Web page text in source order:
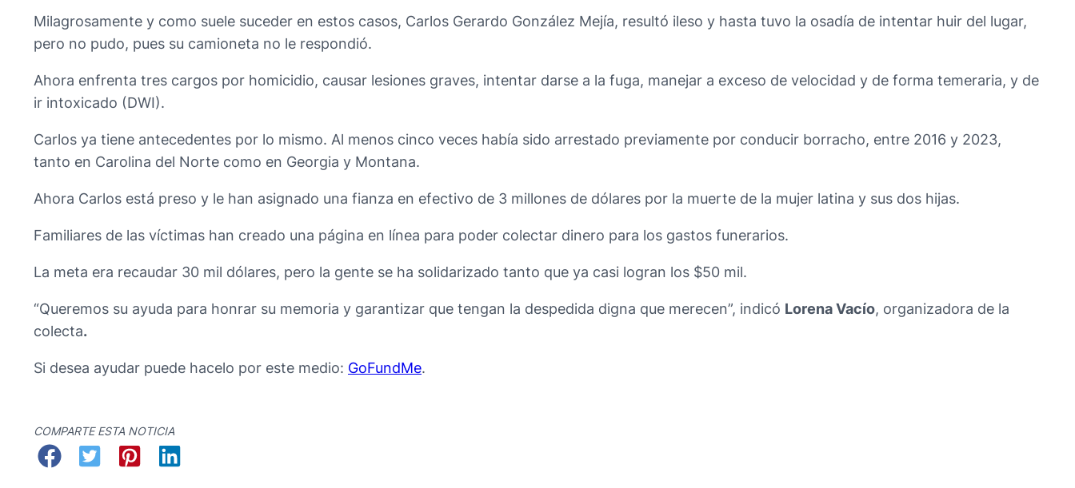
Milagrosamente y como suele suceder en estos casos, Carlos Gerardo González Mejía, resultó ileso y hasta tuvo la osadía de intentar huir del lugar,
pero no pudo, pues su camioneta no le respondió.
Ahora enfrenta tres cargos por homicidio, causar lesiones graves, intentar darse a la fuga, manejar a exceso de velocidad y de forma temeraria, y de
ir intoxicado (DWI).
Carlos ya tiene antecedentes por lo mismo. Al menos cinco veces había sido arrestado previamente por conducir borracho, entre 2016 y 2023,
tanto en Carolina del Norte como en Georgia y Montana.
Ahora Carlos está preso y le han asignado una fianza en efectivo de 3 millones de dólares por la muerte de la mujer latina y sus dos hijas.
Familiares de las víctimas han creado una página en línea para poder colectar dinero para los gastos funerarios.
La meta era recaudar 30 mil dólares, pero la gente se ha solidarizado tanto que ya casi logran los $50 mil.
“Queremos su ayuda para honrar su memoria y garantizar que tengan la despedida digna que merecen”, indicó LorenaVacío, organizadora de la
colecta.
Si desea ayudar puede hacelo por este medio: GoFundMe.
COMPARTE ESTA NOTICIA